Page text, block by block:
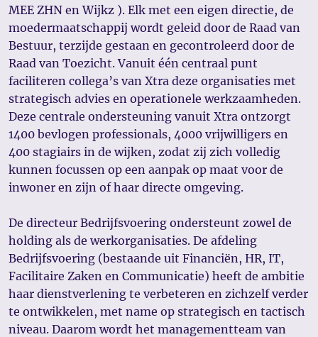
MEE ZHN en Wijkz ). Elk met een eigen directie, de
moedermaatschappij wordt geleid door de Raad van
Bestuur, terzijde gestaan en gecontroleerd door de
Raad van Toezicht. Vanuit één centraal punt
faciliteren collega’s van Xtra deze organisaties met
strategisch advies en operationele werkzaamheden.
Deze centrale ondersteuning vanuit Xtra ontzorgt
1400 bevlogen professionals, 4000 vrijwilligers en
400 stagiairs in de wijken, zodat zij zich volledig
kunnen focussen op een aanpak op maat voor de
inwoner en zijn of haar directe omgeving.
De directeur Bedrijfsvoering ondersteunt zowel de
holding als de werkorganisaties. De afdeling
Bedrijfsvoering (bestaande uit Financiën, HR, IT,
Facilitaire Zaken en Communicatie) heeft de ambitie
haar dienstverlening te verbeteren en zichzelf verder
te ontwikkelen, met name op strategisch en tactisch
niveau. Daarom wordt het managementteam van